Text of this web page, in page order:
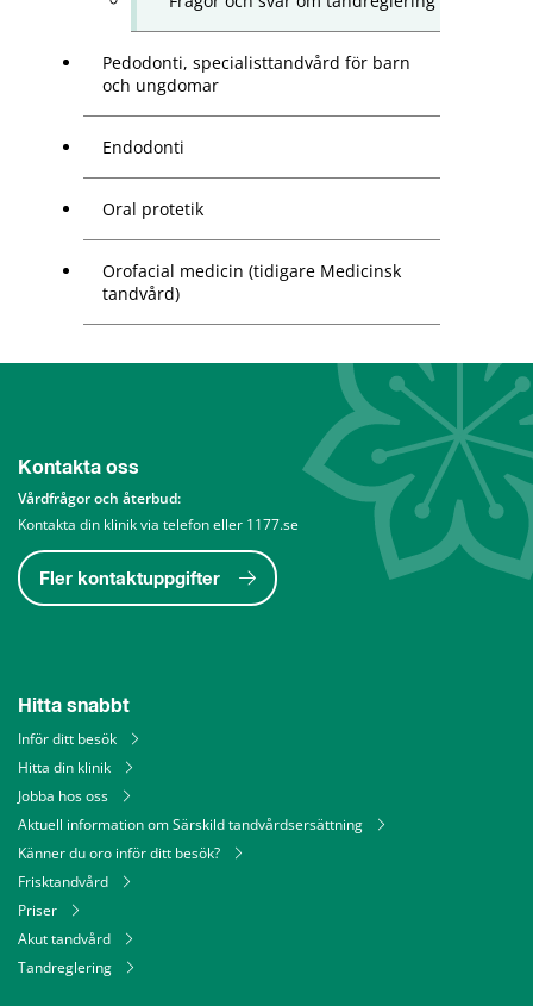
Pedodonti, specialisttandvård för barn
och ungdomar
Endodonti
Oral protetik
Orofacial medicin (tidigare Medicinsk
tandvård)
Kontakta oss
Vårdfrågor och återbud:
Kontakta din klinik via telefon eller 1177.se
Fler kontaktuppgifter
Hitta snabbt
Inför ditt besök
Hitta din klinik
Jobba hos oss
Aktuell information om Särskild tandvårdsersättning
Känner du oro inför ditt besök?
Frisktandvård
Priser
Akut tandvård
Tandreglering